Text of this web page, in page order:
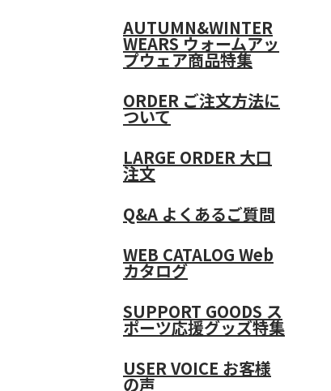
AUTUMN&WINTER
WEARSウォームアッ
プウェア商品特集
ORDER ご注文方法に
ついて
LARGE ORDER 大口
注文
Q&A よくあるご質問
WEB CATALOG Web
カタログ
SUPPORT GOODS ス
ポーツ応援グッズ特集
USER VOICE お客様
の声